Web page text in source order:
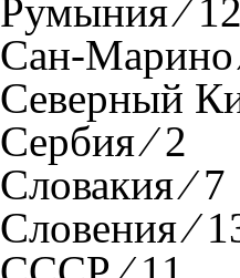
Румыния ⁄ 12
Сан-Марино
Северный
Сербия ⁄ 2
Словакия ⁄ 7
Словения ⁄